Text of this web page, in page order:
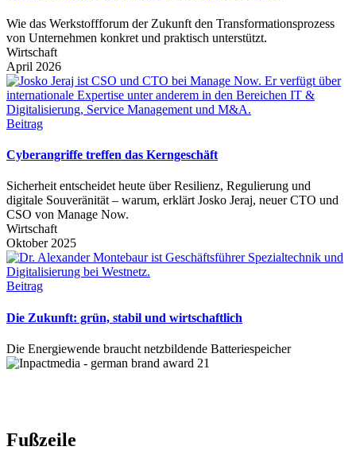
Wie das Werkstoffforum der Zukunft den Transformationsprozess
von Unternehmen konkret und praktisch unterstützt.
Wirtschaft
April 2026
Beitrag
Cyberangriffe treffen das Kerngeschäft
Sicherheit entscheidet heute über Resilienz, Regulierung und
digitale Souveränität – warum, erklärt Josko Jeraj, neuer CTO und
CSO von Manage Now.
Wirtschaft
Oktober 2025
Beitrag
Die Zukunft: grün, stabil und wirtschaftlich
Die Energiewende braucht netzbildende Batteriespeicher
Fußzeile